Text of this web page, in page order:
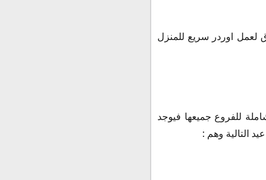
لعمل اوردر سريع للمنزل
للفروع جميعها فيوجد
التالية وهم :